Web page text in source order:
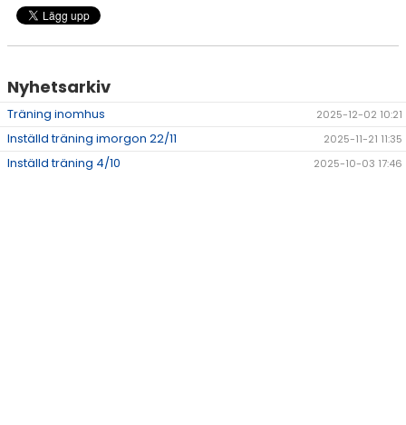
Nyhetsarkiv
Träning inomhus 2025-12-02 10:21
Inställd träning imorgon 22/11 2025-11-21 11:35
Inställd träning 4/10 2025-10-03 17:46